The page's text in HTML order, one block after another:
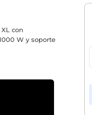
con
W y soporte